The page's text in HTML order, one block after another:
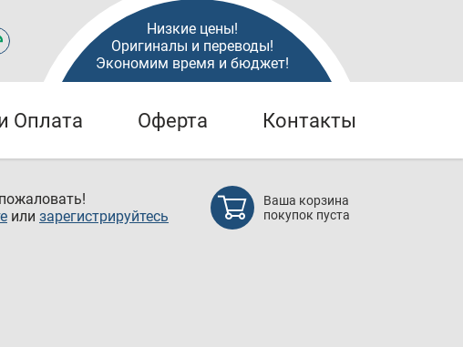
Низкие цены!
Оригиналы и переводы!
Экономим время и бюджет!
Оплата Оферта Контакты
или зарегистрируйтесь
Ваша корзина
покупок пуста